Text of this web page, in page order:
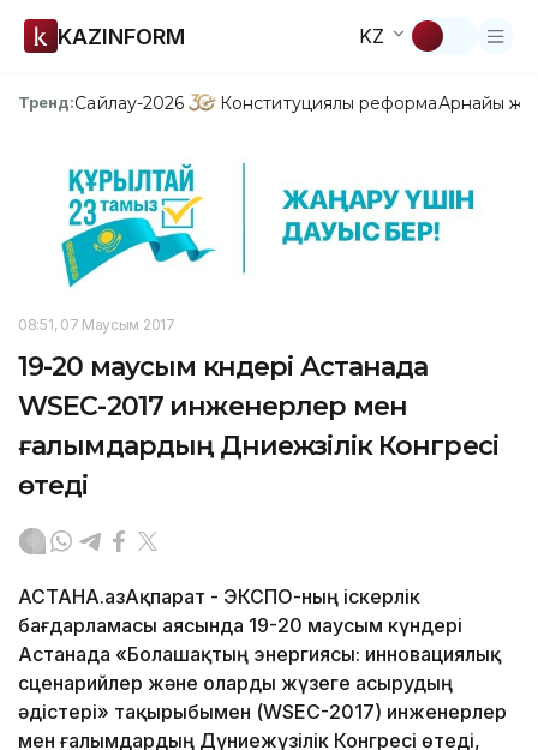
KAZINFORM KZ
Тренд:Сайлау-2026 Конституциялық реформаАрнайы
08:51, 07 Маусым 2017
19-20 маусым күндері Астанада
WSEC-2017 инженерлер мен
ғалымдардың Дүниежүзілік Конгресі
өтеді
АСТАНА.ҚазАқпарат - ЭКСПО-ның іскерлік
бағдарламасы аясында 19-20 маусым күндері
Астанада «Болашақтың энергиясы: инновациялық
сценарийлер және оларды жүзеге асырудың
әдістері» тақырыбымен (WSEC-2017) инженерлер
мен ғалымдардың Дүниежүзілік Конгресі өтеді,